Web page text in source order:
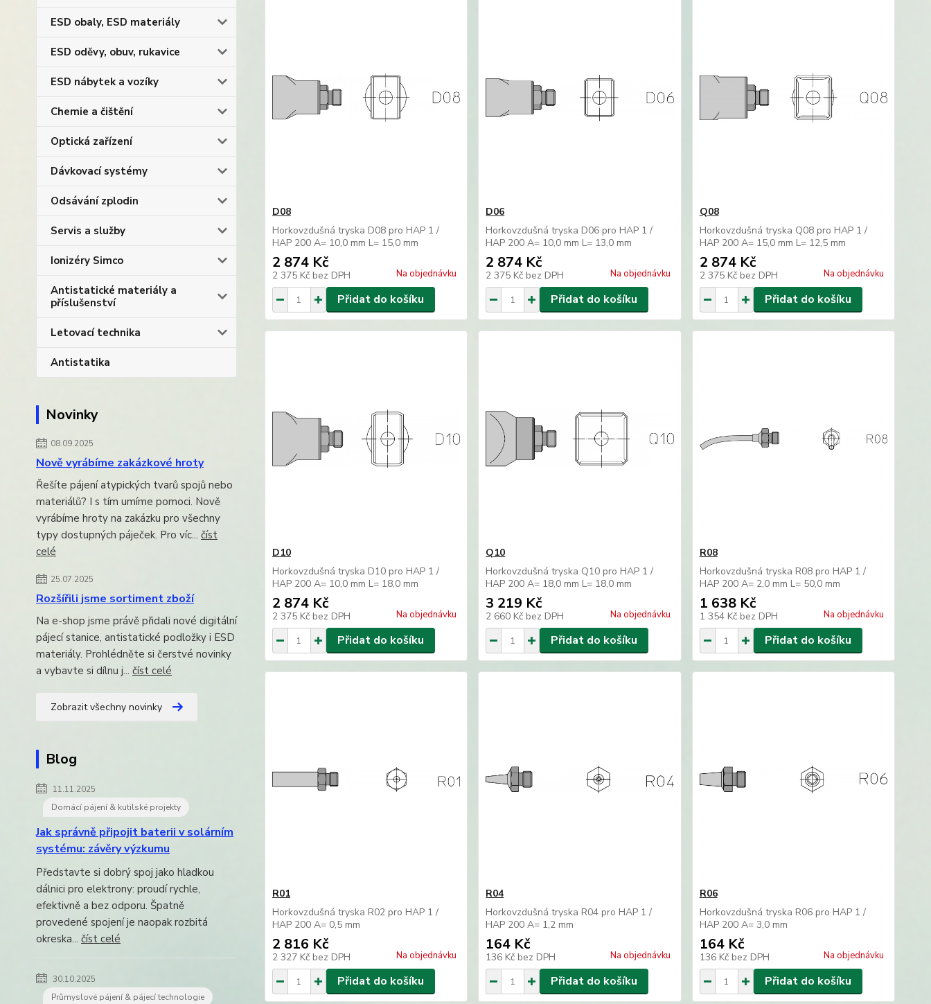
ESD obaly, ESD materiály
ESD oděvy, obuv, rukavice
ESD nábytek a vozíky
Chemie a čištění
Optická zařízení
Dávkovací systémy
Odsávání zplodin
Servis a služby
Ionizéry Simco
Antistatické materiály a
příslušenství
Letovací technika
Antistatika
Novinky
08.09.2025
Nově vyrábíme zakázkové hroty
Řešíte pájení atypických tvarů spojů nebo
materiálů? I s tím umíme pomoci. Nově
vyrábíme hroty na zakázku pro všechny
typy dostupných páječek. Pro víc... číst
celé
25.07.2025
Rozšířili jsme sortiment zboží
Na e-shop jsme právě přidali nové digitální
pájecí stanice, antistatické podložky i ESD
materiály. Prohlédněte si čerstvé novinky
a vybavte si dílnu j... číst celé
Zobrazit všechny novinky
Blog
11.11.2025
Domácí pájení & kutilské projekty
Jak správně připojit baterii v solárním
systému: závěry výzkumu
Představte si dobrý spoj jako hladkou
dálnici pro elektrony: proudí rychle,
efektivně a bez odporu. Špatně
provedené spojení je naopak rozbitá
okreska... číst celé
30.10.2025
Průmyslové pájení & pájecí technologie
D08
Horkovzdušná tryska D08 pro HAP 1 /
HAP 200 A= 10,0 mm L= 15,0 mm
2 874 Kč
2 375 Kč bez DPH Na objednávku
Přidat do košíku
D06
Horkovzdušná tryska D06 pro HAP 1 /
HAP 200 A= 10,0 mm L= 13,0 mm
2 874 Kč
2 375 Kč bez DPH Na objednávku
Přidat do košíku
Q08
Horkovzdušná tryska Q08 pro HAP 1 /
HAP 200 A= 15,0 mm L= 12,5 mm
2 874 Kč
2 375 Kč bez DPH Na objednávku
Přidat do košíku
D10
Horkovzdušná tryska D10 pro HAP 1 /
HAP 200 A= 10,0 mm L= 18,0 mm
2 874 Kč
2 375 Kč bez DPH Na objednávku
Přidat do košíku
Q10
Horkovzdušná tryska Q10 pro HAP 1 /
HAP 200 A= 18,0 mm L= 18,0 mm
3 219 Kč
2 660 Kč bez DPH Na objednávku
Přidat do košíku
R08
Horkovzdušná tryska R08 pro HAP 1 /
HAP 200 A= 2,0 mm L= 50,0 mm
1 638 Kč
1 354 Kč bez DPH Na objednávku
Přidat do košíku
R01
Horkovzdušná tryska R02 pro HAP 1 /
HAP 200 A= 0,5 mm
2 816 Kč
2 327 Kč bez DPH Na objednávku
Přidat do košíku
R04
Horkovzdušná tryska R04 pro HAP 1 /
HAP 200 A= 1,2 mm
164 Kč
136 Kč bez DPH Na objednávku
Přidat do košíku
R06
Horkovzdušná tryska R06 pro HAP 1 /
HAP 200 A= 3,0 mm
164 Kč
136 Kč bez DPH Na objednávku
Přidat do košíku